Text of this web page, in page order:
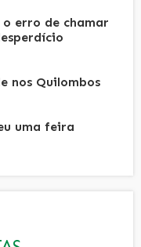
erro de chamar
nos Quilombos
uma feira